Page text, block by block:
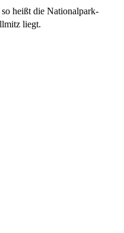
heißt die Nationalpark-
liegt.